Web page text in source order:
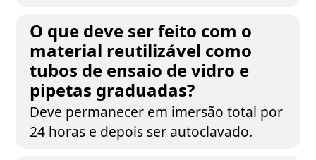
O que deve ser feito com o
material reutilizável como
tubos de ensaio de vidro e
pipetas graduadas?
Deve permanecer em imersão total por
24 horas e depois ser autoclavado.